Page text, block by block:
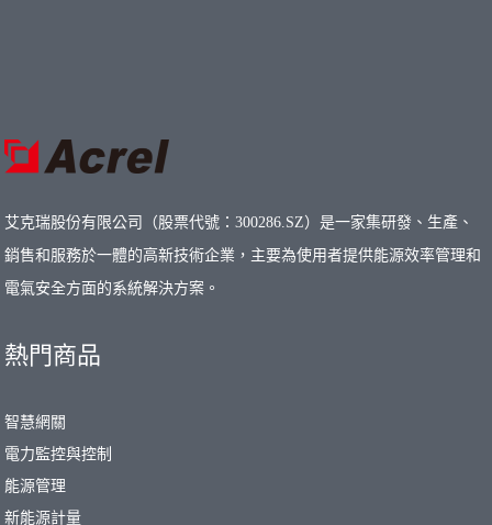
艾克瑞股份有限公司（股票代號：300286.SZ）是一家集研發、生產、
銷售和服務於一體的高新技術企業，主要為使用者提供能源效率管理和
電氣安全方面的系統解決方案。
熱門商品
智慧網關
電力監控與控制
能源管理
新能源計量